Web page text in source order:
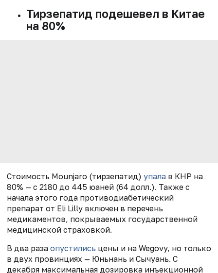
Тирзепатид подешевел в Китае
на 80%
Стоимость Mounjaro (тирзепатид) упала в КНР на
80% — с 2180 до 445 юаней (64 долл.). Также с
начала этого года противодиабетический
препарат от Eli Lilly включен в перечень
медикаментов, покрываемых государственной
медицинской страховкой.
В два раза опустились цены и на Wegovy, но только
в двух провинциях — Юньнань и Сычуань. С
декабря максимальная дозировка инъекционной